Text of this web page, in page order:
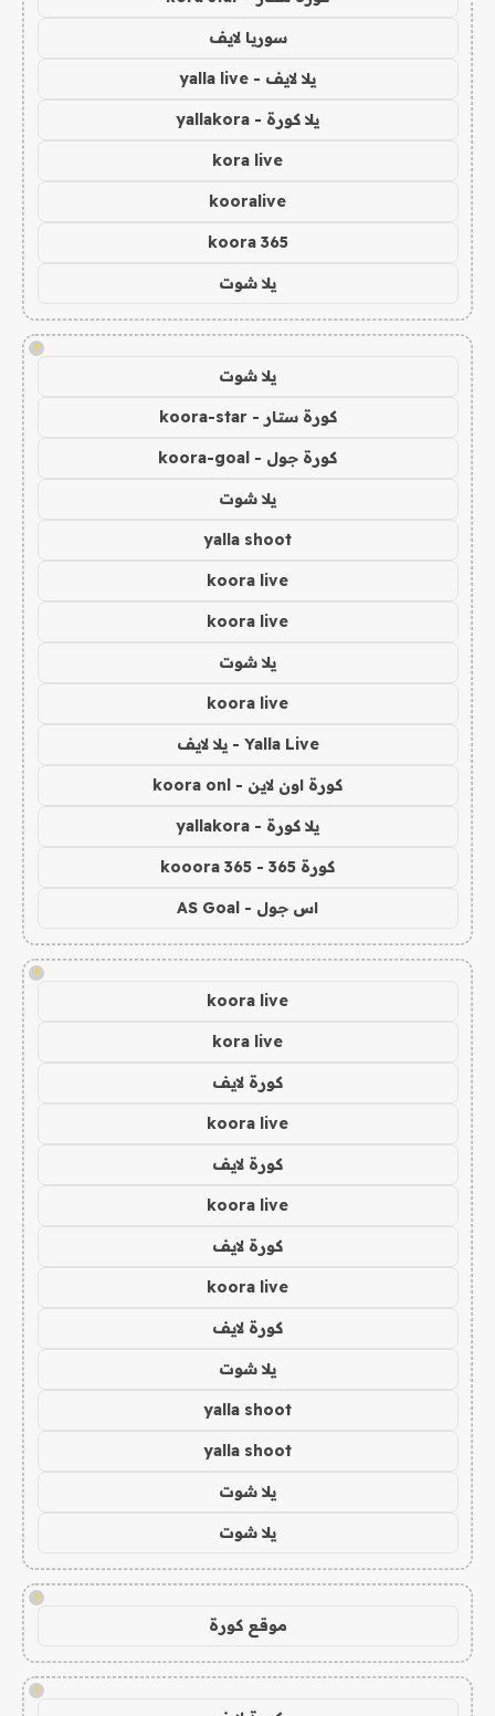
سوريا لايف
يلا لايف - yalla live
يلا كورة - yallakora
kora live
kooralive
koora 365
يلا شوت
!
يلا شوت
كورة ستار - koora-star
كورة جول - koora-goal
يلا شوت
yalla shoot
koora live
koora live
يلا شوت
koora live
Yalla Live - يلا لايف
كورة اون لاين - koora onl
يلا كورة - yallakora
كورة 365 - kooora 365
اس جول - AS Goal
!
koora live
kora live
كورة لايف
koora live
كورة لايف
koora live
كورة لايف
koora live
كورة لايف
يلا شوت
yalla shoot
yalla shoot
يلا شوت
يلا شوت
!
موقع كورة
!